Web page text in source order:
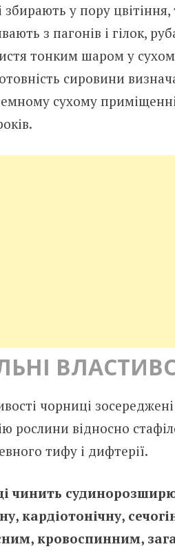
у пору
з пагонів і гілок,
тонким шаром у
сировини
сухому
чорниці
рослини відносно
тифу і дифтерії.
чинить
кардіотонічну,
кровоспинним,